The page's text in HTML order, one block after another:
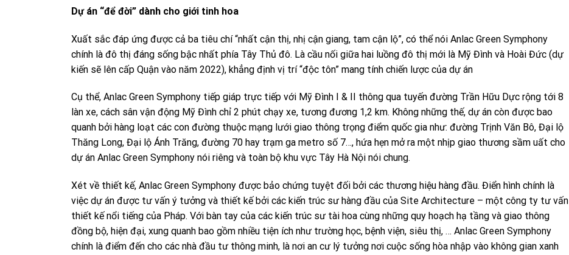
Dự án “để đời” dành cho giới tinh hoa
Xuất sắc đáp ứng được cả ba tiêu chí “nhất cận thị, nhị cận giang, tam cận lộ”, có thể nói Anlac Green Symphony
chính là đô thị đáng sống bậc nhất phía Tây Thủ đô. Là cầu nối giữa hai luồng đô thị mới là Mỹ Đình và Hoài Đức (dự
kiến sẽ lên cấp Quận vào năm 2022), khẳng định vị trí “độc tôn” mang tính chiến lược của dự án
Cụ thể, Anlac Green Symphony tiếp giáp trực tiếp với Mỹ Đình I & II thông qua tuyến đường Trần Hữu Dực rộng tới 8
làn xe, cách sân vận động Mỹ Đình chỉ 2 phút chạy xe, tương đương 1,2 km. Không những thế, dự án còn được bao
quanh bởi hàng loạt các con đường thuộc mạng lưới giao thông trọng điểm quốc gia như: đường Trịnh Văn Bô, Đại lộ
Thăng Long, Đại lộ Ánh Trăng, đường 70 hay trạm ga metro số 7…, hứa hẹn mở ra một nhịp giao thương sầm uất cho
dự án Anlac Green Symphony nói riêng và toàn bộ khu vực Tây Hà Nội nói chung.
Xét về thiết kế, Anlac Green Symphony được bảo chứng tuyệt đối bởi các thương hiệu hàng đầu. Điển hình chính là
việc dự án được tư vấn ý tưởng và thiết kế bởi các kiến trúc sư hàng đầu của Site Architecture – một công ty tư vấn
thiết kế nổi tiếng của Pháp. Với bàn tay của các kiến trúc sư tài hoa cùng những quy hoạch hạ tầng và giao thông
đồng bộ, hiện đại, xung quanh bao gồm nhiều tiện ích như trường học, bệnh viện, siêu thị, … Anlac Green Symphony
chính là điểm đến cho các nhà đầu tư thông minh, là nơi an cư lý tưởng nơi cuộc sống hòa nhập vào không gian xanh